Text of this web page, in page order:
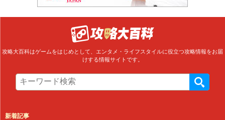
攻略大百科はゲームをはじめとして、エンタメ・ライフスタイルに役立つ攻略情報をお届
けする情報サイトです。
新着記事